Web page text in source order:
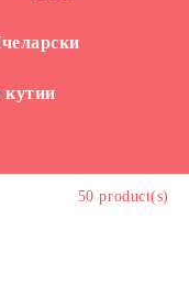
50 product(s)